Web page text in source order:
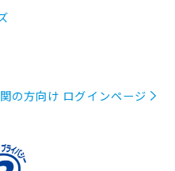
の方向け ログインページ